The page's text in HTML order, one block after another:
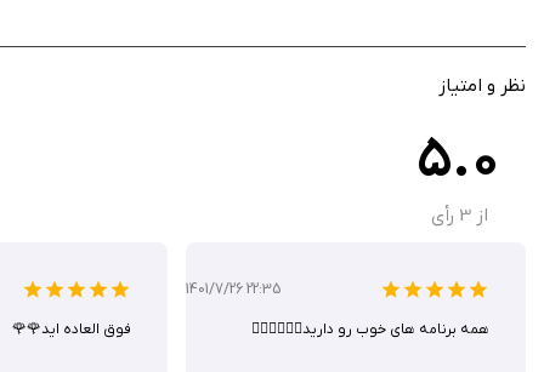
نظر و امتیاز
5.0
از3 رأی
1401/7/26 22:35
همه برنامه های خوب رو دارید👍🏻👍🏻👍🏻 فوق العاده اید🌹🌹